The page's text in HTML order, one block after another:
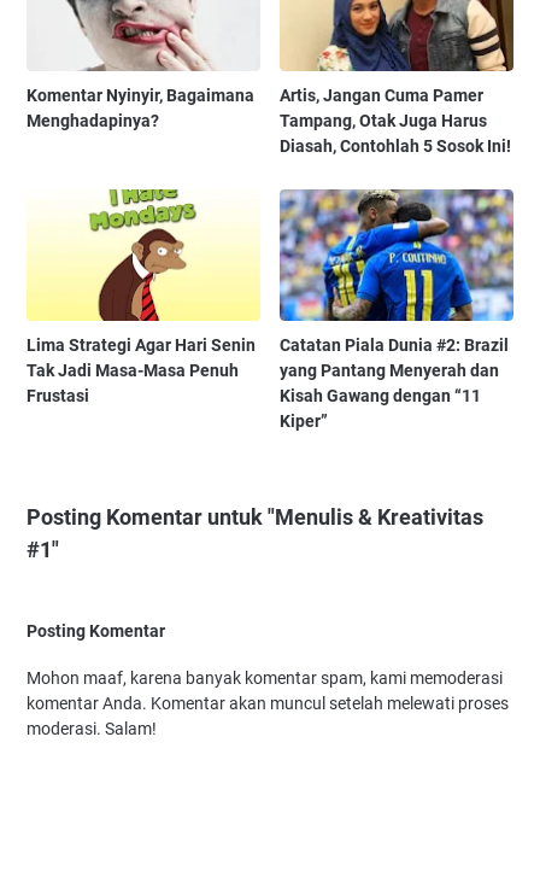
Komentar Nyinyir, Bagaimana
Menghadapinya?
Artis, Jangan Cuma Pamer
Tampang, Otak Juga Harus
Diasah, Contohlah 5 Sosok Ini!
Lima Strategi Agar Hari Senin
Tak Jadi Masa-Masa Penuh
Frustasi
Catatan Piala Dunia #2: Brazil
yang Pantang Menyerah dan
Kisah Gawang dengan “11
Kiper”
Posting Komentar untuk "Menulis & Kreativitas
#1"
Posting Komentar
Mohon maaf, karena banyak komentar spam, kami memoderasi
komentar Anda. Komentar akan muncul setelah melewati proses
moderasi. Salam!